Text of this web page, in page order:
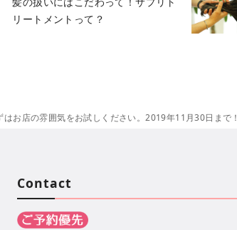
リートメントって？
はお店の雰囲気をお試しください。2019年11月30日まで！
Contact